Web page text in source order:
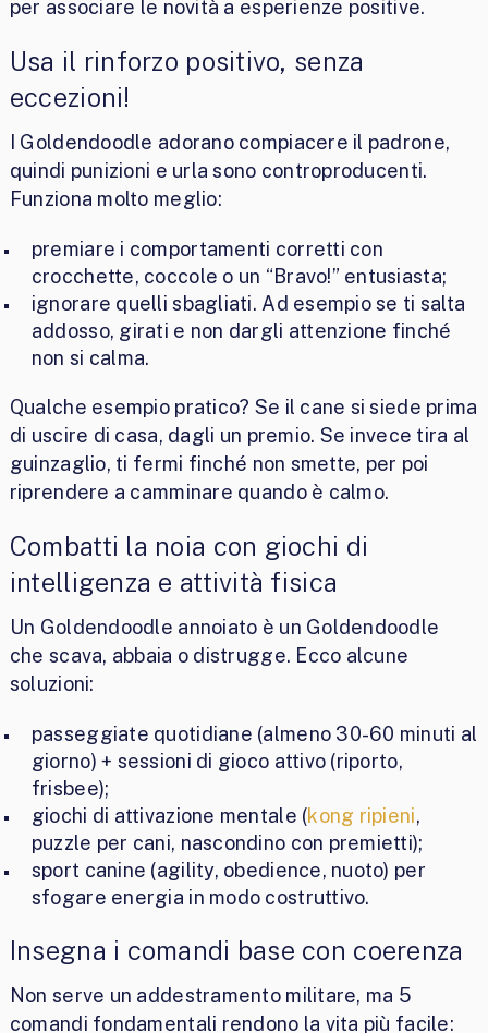
per associare le novità a esperienze positive.
Usa il rinforzo positivo, senza
eccezioni!
I Goldendoodle adorano compiacere il padrone,
quindi punizioni e urla sono controproducenti.
Funziona molto meglio:
premiare i comportamenti corretti con
crocchette, coccole o un “Bravo!” entusiasta;
ignorare quelli sbagliati. Ad esempio se ti salta
addosso, girati e non dargli attenzione finché
non si calma.
Qualche esempio pratico? Se il cane si siede prima
di uscire di casa, dagli un premio. Se invece tira al
guinzaglio, ti fermi finché non smette, per poi
riprendere a camminare quando è calmo.
Combatti la noia con giochi di
intelligenza e attività fisica
Un Goldendoodle annoiato è un Goldendoodle
che scava, abbaia o distrugge. Ecco alcune
soluzioni:
passeggiate quotidiane (almeno 30-60 minuti al
giorno) + sessioni di gioco attivo (riporto,
frisbee);
giochi di attivazione mentale (kong ripieni,
puzzle per cani, nascondino con premietti);
sport canine (agility, obedience, nuoto) per
sfogare energia in modo costruttivo.
Insegna i comandi base con coerenza
Non serve un addestramento militare, ma 5
comandi fondamentali rendono la vita più facile: